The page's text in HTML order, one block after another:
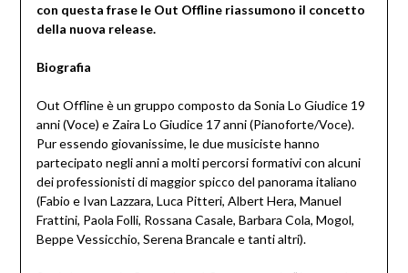
con questa frase le Out Offline riassumono il concetto
della nuova release.
Biografia
Out Offline è un gruppo composto da Sonia Lo Giudice 19
anni (Voce) e Zaira Lo Giudice 17 anni (Pianoforte/Voce).
Pur essendo giovanissime, le due musiciste hanno
partecipato negli anni a molti percorsi formativi con alcuni
dei professionisti di maggior spicco del panorama italiano
(Fabio e Ivan Lazzara, Luca Pitteri, Albert Hera, Manuel
Frattini, Paola Folli, Rossana Casale, Barbara Cola, Mogol,
Beppe Vessicchio, Serena Brancale e tanti altri).